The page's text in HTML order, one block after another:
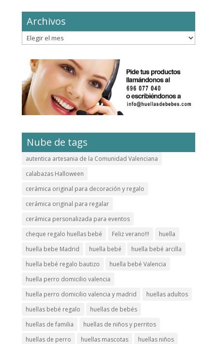
Archivos
Archivos
Nube de tags
autentica artesania de la Comunidad Valenciana
calabazas Halloween
cerámica original para decoración y regalo
cerámica original para regalar
cerámica personalizada para eventos
cheque regalo huellas bebé
Feliz verano!!!
huella
huella bebe Madrid
huella bebé
huella bebé arcilla
huella bebé regalo bautizo
huella bebé Valencia
huella perro domicilio valencia
huella perro domicilio valencia y madrid
huellas adultos
huellas bebé regalo
huellas de bebés
huellas de familia
huellas de niños y perritos
huellas de perro
huellas mascotas
huellas niños